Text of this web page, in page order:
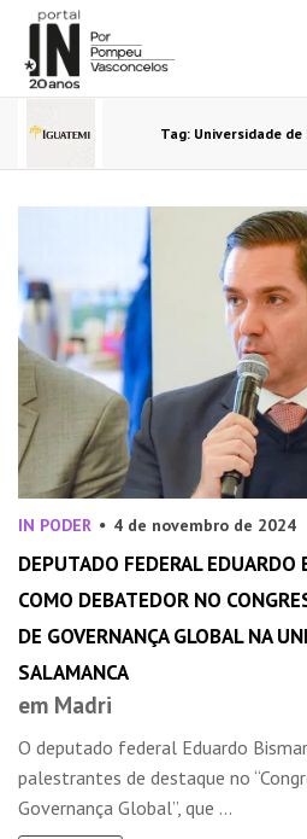
Tag: Universidade de
IN PODER 4 de novembro de 2024
DEPUTADO FEDERAL EDUARDO
COMO DEBATEDOR NO
DE GOVERNANÇA GLOBAL NA
SALAMANCA
em Madri
O deputado federal Eduardo
palestrantes de destaque no
Governança Global”, que ...